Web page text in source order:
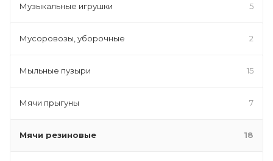
Музыкальные игрушки 5
Мусоровозы, уборочные 2
Мыльные пузыри 15
Мячи прыгуны 7
Мячи резиновые 18